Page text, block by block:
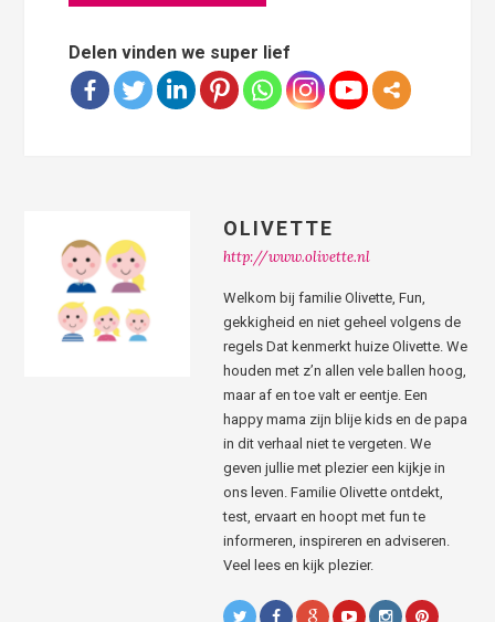
Delen vinden we super lief
OLIVETTE
http://www.olivette.nl
Welkom bij familie Olivette, Fun,
gekkigheid en niet geheel volgens de
regels Dat kenmerkt huize Olivette. We
houden met z’n allen vele ballen hoog,
maar af en toe valt er eentje. Een
happy mama zijn blije kids en de papa
in dit verhaal niet te vergeten. We
geven jullie met plezier een kijkje in
ons leven. Familie Olivette ontdekt,
test, ervaart en hoopt met fun te
informeren, inspireren en adviseren.
Veel lees en kijk plezier.